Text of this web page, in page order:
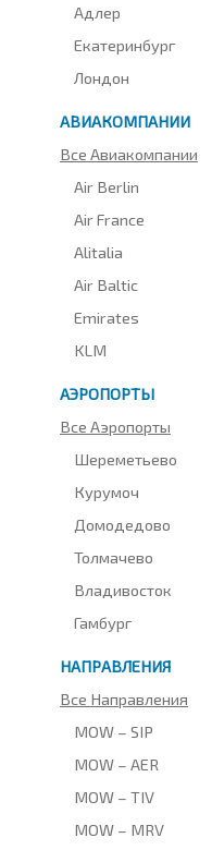
Адлер
Екатеринбург
Лондон
АВИАКОМПАНИИ
Все Авиакомпании
Air Berlin
Air France
Alitalia
Air Baltic
Emirates
KLM
АЭРОПОРТЫ
Все Аэропорты
Шереметьево
Курумоч
Домодедово
Толмачево
Владивосток
Гамбург
НАПРАВЛЕНИЯ
Все Направления
MOW – SIP
MOW – AER
MOW – TIV
MOW – MRV